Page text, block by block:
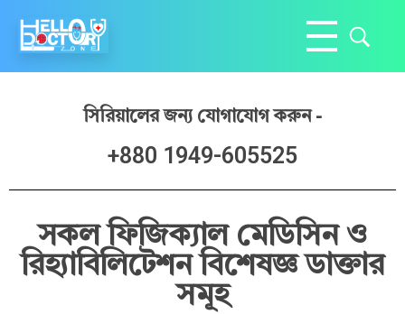
সিরিয়ালের জন্য যোগাযোগ করুন -
+880 1949-605525
সকল ফিজিক্যাল মেডিসিন ও
রিহ্যাবিলিটেশন বিশেষজ্ঞ ডাক্তার
সমূহ